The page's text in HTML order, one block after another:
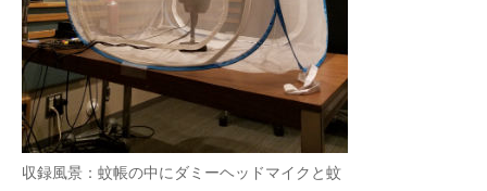
収録風景：蚊帳の中にダミーヘッドマイクと蚊